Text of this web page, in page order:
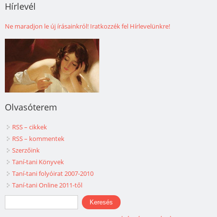
Hírlevél
Ne maradjon le új írásainkról! Iratkozzék fel Hírlevelünkre!
Olvasóterem
RSS – cikkek
RSS – kommentek
Szerzőink
Taní-tani Könyvek
Taní-tani folyóirat 2007-2010
Taní-tani Online 2011-től
Keresés űrlap
Keresés